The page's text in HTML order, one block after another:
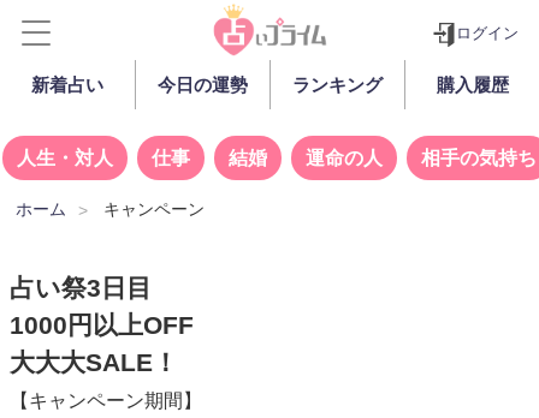
ログイン
新着占い 今日の運勢 ランキング 購入履歴
人生・対人 仕事 結婚 運命の人 相手の気持ち
ホーム キャンペーン
占い祭3日目
1000円以上OFF
大大大SALE！
【キャンペーン期間】